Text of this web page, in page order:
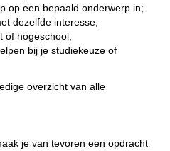
op een bepaald onderwerp in;
dezelfde interesse;
of hogeschool;
bij je studiekeuze of
overzicht van alle
je van tevoren een opdracht